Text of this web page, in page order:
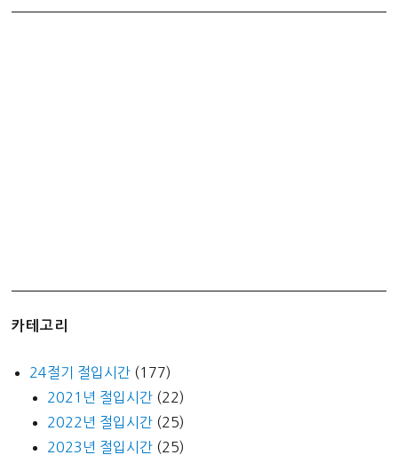
카테고리
24절기 절입시간 (177)
2021년 절입시간 (22)
2022년 절입시간 (25)
2023년 절입시간 (25)